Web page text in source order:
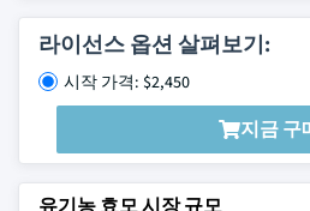
라이선스 옵션 살펴보기:
시작 가격: $2,450
지금 구
유기농 효모 시장 규모